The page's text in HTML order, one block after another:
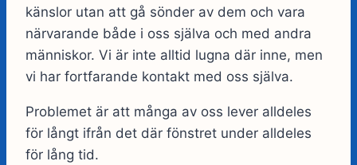
känslor utan att gå sönder av dem och vara
närvarande både i oss själva och med andra
människor. Vi är inte alltid lugna där inne, men
vi har fortfarande kontakt med oss själva.
Problemet är att många av oss lever alldeles
för långt ifrån det där fönstret under alldeles
för lång tid.